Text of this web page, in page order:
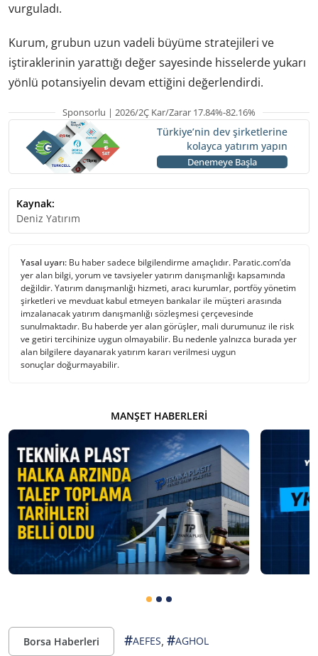
vurguladı.
Kurum, grubun uzun vadeli büyüme stratejileri ve
iştiraklerinin yarattığı değer sayesinde hisselerde yukarı
yönlü potansiyelin devam ettiğini değerlendirdi.
Sponsorlu | 2026/2Ç Kar/Zarar 17.84%-82.16%
Türkiye’nin dev şirketlerine
kolayca yatırım yapın
Denemeye Başla
Kaynak:
Deniz Yatırım
Yasal uyarı: Bu haber sadece bilgilendirme amaçlıdır. Paratic.com’da
yer alan bilgi, yorum ve tavsiyeler yatırım danışmanlığı kapsamında
değildir. Yatırım danışmanlığı hizmeti, aracı kurumlar, portföy yönetim
şirketleri ve mevduat kabul etmeyen bankalar ile müşteri arasında
imzalanacak yatırım danışmanlığı sözleşmesi çerçevesinde
sunulmaktadır. Bu haberde yer alan görüşler, mali durumunuz ile risk
ve getiri tercihinize uygun olmayabilir. Bu nedenle yalnızca burada yer
alan bilgilere dayanarak yatırım kararı verilmesi uygun
sonuçlar doğurmayabilir.
MANŞET HABERLERI
Borsa Haberleri #AEFES, #AGHOL